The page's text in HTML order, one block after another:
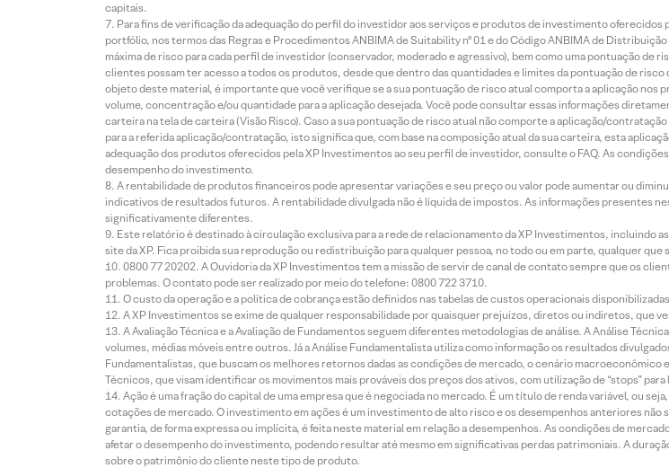
capitais.
Para fins de verificação da adequação do perfil do investidor aos serviços e produtos de investimento
portfólio, nos termos das Regras e Procedimentos ANBIMA de Suitability nº 01 e do Código ANBIMA de
máxima de risco para cada perfil de investidor (conservador, moderado e agressivo), bem como uma pontuação
clientes possam ter acesso a todos os produtos, desde que dentro das quantidades e limites da pontuação de
objeto deste material, é importante que você verifique se a sua pontuação de risco atual comporta a aplicação
volume, concentração e/ou quantidade para a aplicação desejada. Você pode consultar essas informações
carteira na tela de carteira (Visão Risco). Caso a sua pontuação de risco atual não comporte a aplicação/
para a referida aplicação/contratação, isto significa que, com base na composição atual da sua carteira, esta
adequação dos produtos oferecidos pela XP Investimentos ao seu perfil de investidor, consulte o FAQ. As
desempenho do investimento.
A rentabilidade de produtos financeiros pode apresentar variações e seu preço ou valor pode aumentar ou
indicativos de resultados futuros. A rentabilidade divulgada não é líquida de impostos. As informações presentes
significativamente diferentes.
Este relatório é destinado à circulação exclusiva para a rede de relacionamento da XP Investimentos, incluindo
site da XP. Fica proibida sua reprodução ou redistribuição para qualquer pessoa, no todo ou em parte, qualquer
0800 77 20202. A Ouvidoria da XP Investimentos tem a missão de servir de canal de contato sempre que os
problemas. O contato pode ser realizado por meio do telefone: 0800 722 3710.
O custo da operação e a política de cobrança estão definidos nas tabelas de custos operacionais
A XP Investimentos se exime de qualquer responsabilidade por quaisquer prejuízos, diretos ou indiretos, que
A Avaliação Técnica e a Avaliação de Fundamentos seguem diferentes metodologias de análise. A Análise
volumes, médias móveis entre outros. Já a Análise Fundamentalista utiliza como informação os resultados
Fundamentalistas, que buscam os melhores retornos dadas as condições de mercado, o cenário
Técnicos, que visam identificar os movimentos mais prováveis dos preços dos ativos, com utilização de “stops”
Ação é uma fração do capital de uma empresa que é negociada no mercado. É um título de renda variável, ou
cotações de mercado. O investimento em ações é um investimento de alto risco e os desempenhos anteriores
garantia, de forma expressa ou implícita, é feita neste material em relação a desempenhos. As condições de
afetar o desempenho do investimento, podendo resultar até mesmo em significativas perdas patrimoniais. A
sobre o patrimônio do cliente neste tipo de produto.